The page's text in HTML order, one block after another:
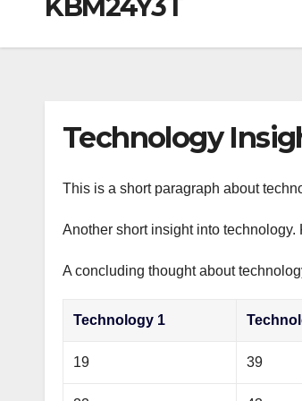
KBM24Y3T
Technology
This is a short paragraph about
Another short insight into
A concluding thought about
Technology 1
19 39
m